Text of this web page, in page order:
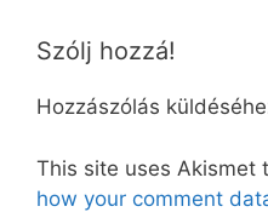
Szólj hozzá!
Hozzászólás
This site uses Akismet
how your comment